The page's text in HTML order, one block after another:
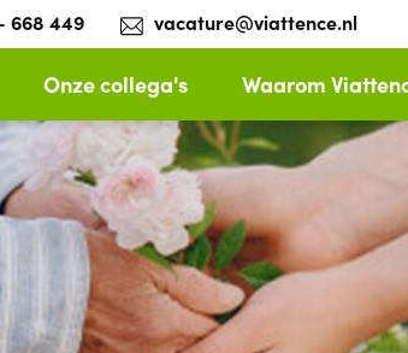
668 449 vacature@viattence.nl
Onze collega's Waarom